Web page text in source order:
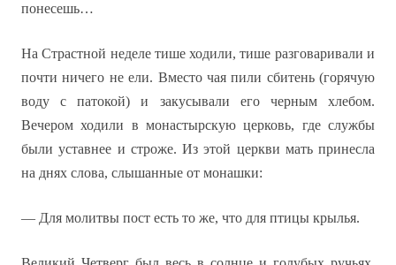
понесешь…
На Страстной неделе тише ходили, тише разговаривали и
почти ничего не ели. Вместо чая пили сбитень (горячую
воду с патокой) и закусывали его черным хлебом.
Вечером ходили в монастырскую церковь, где службы
были уставнее и строже. Из этой церкви мать принесла
на днях слова, слышанные от монашки:
— Для молитвы пост есть то же, что для птицы крылья.